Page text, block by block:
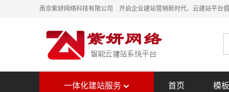
南京紫妍网络科技有限公司 开启企业建站营销新时代、云建站平
一体化建站服务 首页 模